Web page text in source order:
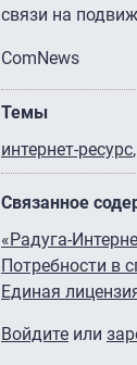
связи на
ComNews
Темы
интернет-ресурс
Связанное
«Радуга-
Потребности в
Единая
Войдите или